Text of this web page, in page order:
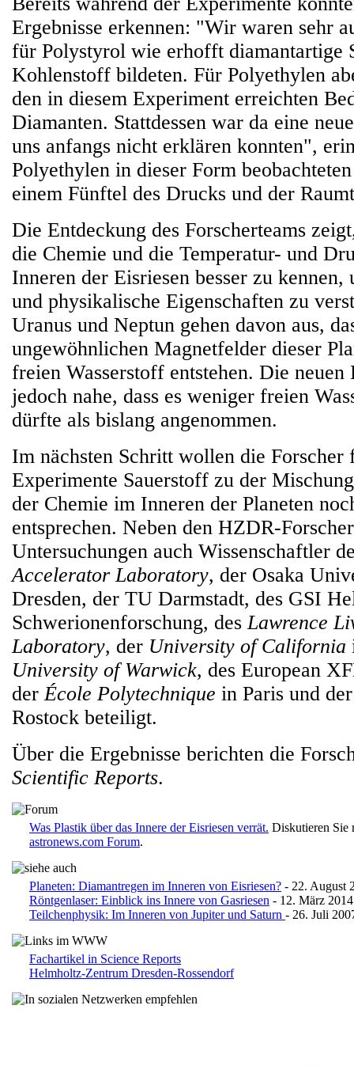
Ergebnisse erkennen: "Wir waren sehr
für Polystyrol wie erhofft diamantartige
Kohlenstoff bildeten. Für Polyethylen
den in diesem Experiment erreichten
Diamanten. Stattdessen war da eine
uns anfangs nicht erklären konnten",
Polyethylen in dieser Form
einem Fünftel des Drucks und der
Die Entdeckung des Forscherteams
die Chemie und die Temperatur- und
Inneren der Eisriesen besser zu
und physikalische Eigenschaften zu
Uranus und Neptun gehen davon aus,
ungewöhnlichen Magnetfelder dieser
freien Wasserstoff entstehen. Die neuen
jedoch nahe, dass es weniger freien
dürfte als bislang angenommen.
Im nächsten Schritt wollen die Forscher
Experimente Sauerstoff zu der
der Chemie im Inneren der Planeten
entsprechen. Neben den HZDR-
Untersuchungen auch Wissenschaftler
Accelerator Laboratory, der Osaka
Dresden, der TU Darmstadt, des GSI
Schwerionenforschung, desLawrence
Laboratory, der University of California
University of Warwick, des European
der École Polytechnique in Paris und
Rostock beteiligt.
Über die Ergebnisse berichten die
Scientific Reports.
Was Plastik über das Innere der Eisriesen verrät. Diskutieren Sie
astronews.com Forum.
Planeten: Diamantregen im Inneren von Eisriesen? - 22. August
Röntgenlaser: Einblick ins Innere von Gasriesen - 12. März 2014
Teilchenphysik: Im Inneren von Jupiter und Saturn - 26. Juli
Fachartikel in Science Reports
Helmholtz-Zentrum Dresden-Rossendorf